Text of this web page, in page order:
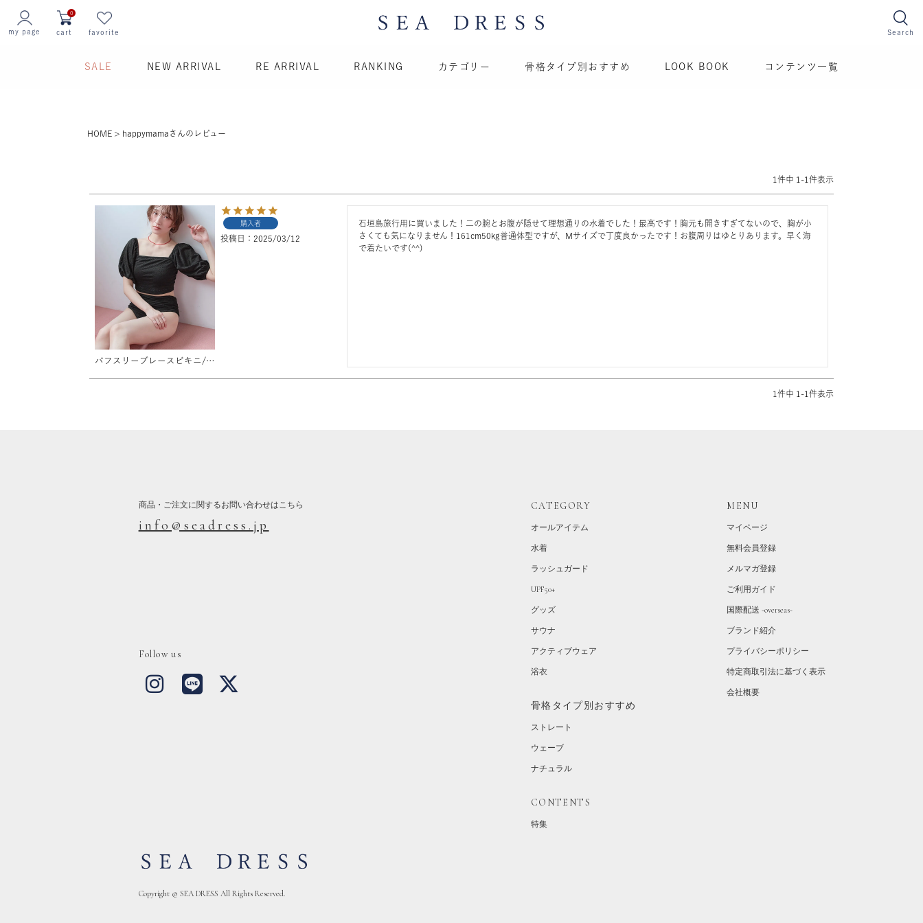
Search
my page cart
0
favorite
SALE NEW ARRIVAL RE ARRIVAL RANKING カテゴリー 骨格タイプ別おすすめ LOOK BOOK コンテンツ一覧
HOME happymamaさんのレビュー
1 件中 1 -1 件表示
パフスリーブレースビキニ/水着【メール便可／100】
購入者
投稿日 2025/03/12
石垣島旅行用に買いました！二の腕とお腹が隠せて理想通りの水着でした！最高です！胸元も開きすぎてないので、胸が小
さくても気になりません！161cm50kg普通体型ですが、Mサイズで丁度良かったです！お腹周りはゆとりあります。早く海
で着たいです(^^)
1 件中 1 -1 件表示
商品・ご注文に関するお問い合わせはこちら
info@seadress.jp
MENU
マイページ
無料会員登録
メルマガ登録
ご利用ガイド
国際配送 -overseas-
ブランド紹介
プライバシーポリシー
特定商取引法に基づく表示
会社概要
CATEGORY
オールアイテム
水着
ラッシュガード
UPF50+
グッズ
サウナ
アクティブウェア
浴衣
骨格タイプ別おすすめ
ストレート
ウェーブ
ナチュラル
CONTENTS
特集
Follow us
Copyright © SEA DRESS All Rights Reserved.